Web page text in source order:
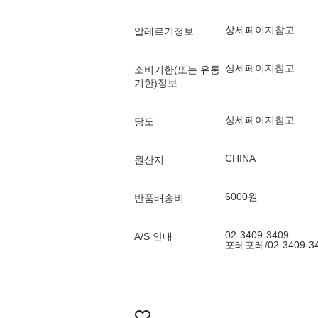
알레르기정보 상세페이지참고
소비기한(또는 유통
기한)정보
상세페이지참고
당도 상세페이지참고
원산지 CHINA
반품배송비 6000원
A/S 안내
02-3409-3409
포레포레/02-3409-